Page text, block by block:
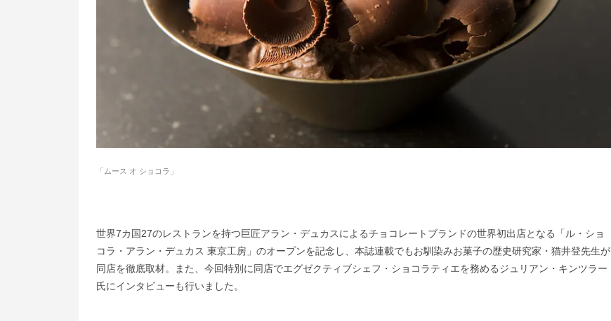
「ムース オ ショコラ」
世界7カ国27のレストランを持つ巨匠アラン・デュカスによるチョコレートブランドの世界初出店となる「ル・ショ
コラ・アラン・デュカス 東京工房」のオープンを記念し、本誌連載でもお馴染みお菓子の歴史研究家・猫井登先生が
同店を徹底取材。また、今回特別に同店でエグゼクティブシェフ・ショコラティエを務めるジュリアン・キンツラー
氏にインタビューも行いました。